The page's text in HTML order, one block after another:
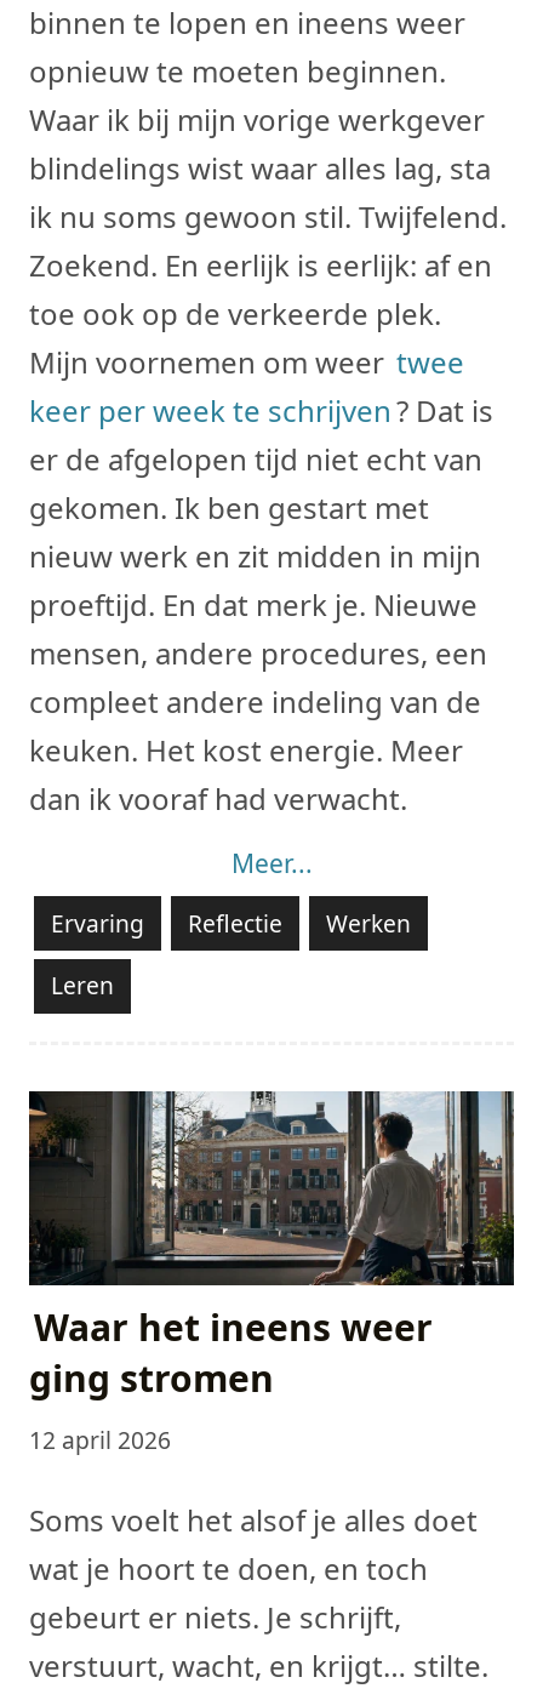
binnen te lopen en ineens weer
opnieuw te moeten beginnen.
Waar ik bij mijn vorige werkgever
blindelings wist waar alles lag, sta
ik nu soms gewoon stil. Twijfelend.
Zoekend. En eerlijk is eerlijk: af en
toe ook op de verkeerde plek.
Mijn voornemen om weer twee
keer per week te schrijven? Dat is
er de afgelopen tijd niet echt van
gekomen. Ik ben gestart met
nieuw werk en zit midden in mijn
proeftijd. En dat merk je. Nieuwe
mensen, andere procedures, een
compleet andere indeling van de
keuken. Het kost energie. Meer
dan ik vooraf had verwacht.
Meer...
Ervaring Reflectie
Werken
Leren
Waar het ineens weer
ging stromen
12 april 2026
Soms voelt het alsof je alles doet
wat je hoort te doen, en toch
gebeurt er niets. Je schrijft,
verstuurt, wacht, en krijgt… stilte.